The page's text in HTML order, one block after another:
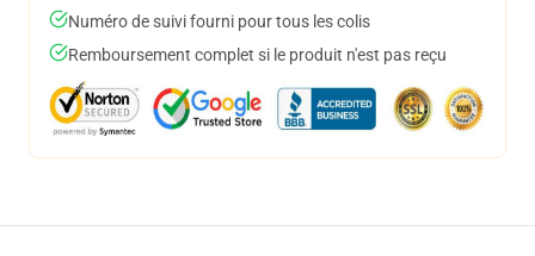
Numéro de suivi fourni pour tous les colis
Remboursement complet si le produit n'est pas reçu